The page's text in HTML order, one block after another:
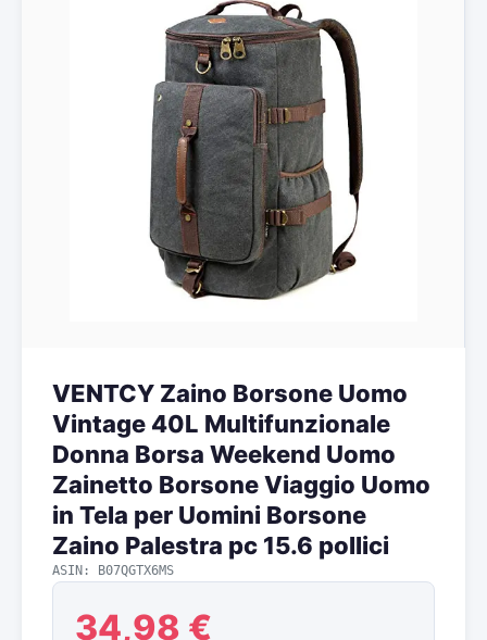
VENTCY Zaino Borsone Uomo
Vintage 40L Multifunzionale
Donna Borsa Weekend Uomo
Zainetto Borsone Viaggio Uomo
in Tela per Uomini Borsone
Zaino Palestra pc 15.6 pollici
ASIN: B07QGTX6MS
34,98 €